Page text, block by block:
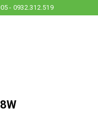
- 0932.312.519